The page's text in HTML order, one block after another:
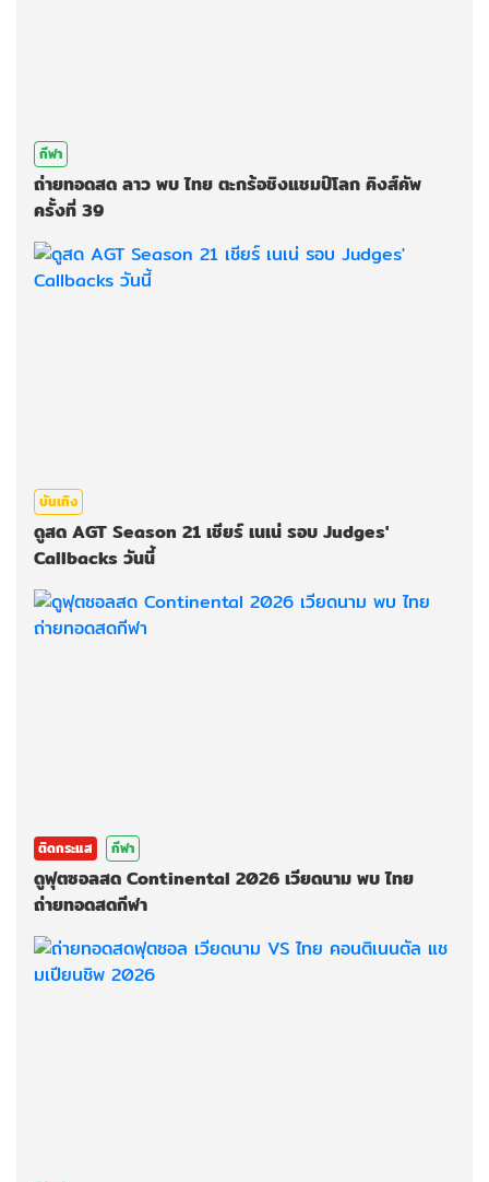
กีฬา
ถ่ายทอดสด ลาว พบ ไทย ตะกร้อชิงแชมป์โลก คิงส์คัพ
ครั้งที่ 39
บันเทิง
ดูสด AGT Season 21 เชียร์ เนเน่ รอบ Judges'
Callbacks วันนี้
ติดกระแส กีฬา
ดูฟุตซอลสด Continental 2026 เวียดนาม พบ ไทย
ถ่ายทอดสดกีฬา